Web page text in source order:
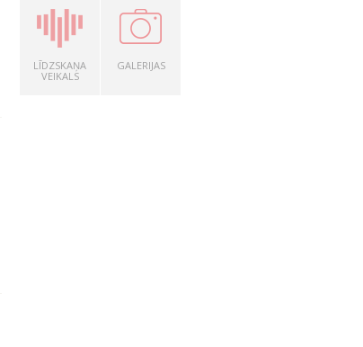
LĪDZSKAŅA
VEIKALS
GALERIJAS